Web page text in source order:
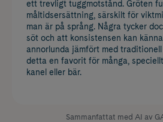
ett trevligt tuggmotstånd. Gröten
måltidsersättning, särskilt för
man är på språng. Några tycker
söt och att konsistensen kan
annorlunda jämfört med
detta en favorit för många,
kanel eller bär.
Sammanfattat med AI av